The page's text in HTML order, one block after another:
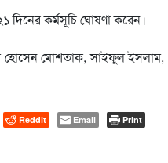
দিনের কর্মসূচি ঘোষণা করেন।
হোসেন মোশতাক, সাইফুল ইসলাম,
Reddit Email Print